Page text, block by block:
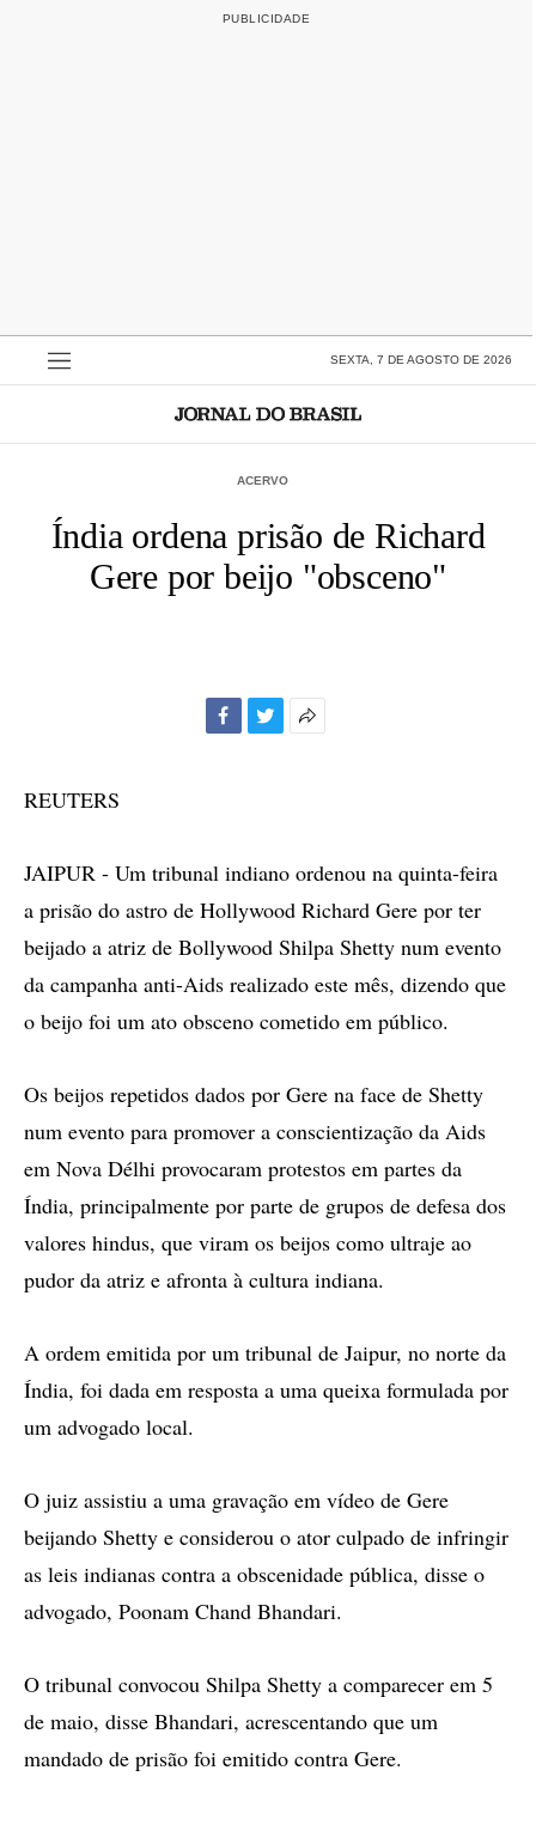
SEXTA, 7 DE AGOSTO DE 2026
ACERVO
Índia ordena prisão de Richard
Gere por beijo "obsceno"
REUTERS
JAIPUR - Um tribunal indiano ordenou na quinta-feira
a prisão do astro de Hollywood Richard Gere por ter
beijado a atriz de Bollywood Shilpa Shetty num evento
da campanha anti-Aids realizado este mês, dizendo que
o beijo foi um ato obsceno cometido em público.
Os beijos repetidos dados por Gere na face de Shetty
num evento para promover a conscientização da Aids
em Nova Délhi provocaram protestos em partes da
Índia, principalmente por parte de grupos de defesa dos
valores hindus, que viram os beijos como ultraje ao
pudor da atriz e afronta à cultura indiana.
A ordem emitida por um tribunal de Jaipur, no norte da
Índia, foi dada em resposta a uma queixa formulada por
um advogado local.
O juiz assistiu a uma gravação em vídeo de Gere
beijando Shetty e considerou o ator culpado de infringir
as leis indianas contra a obscenidade pública, disse o
advogado, Poonam Chand Bhandari.
O tribunal convocou Shilpa Shetty a comparecer em 5
de maio, disse Bhandari, acrescentando que um
mandado de prisão foi emitido contra Gere.